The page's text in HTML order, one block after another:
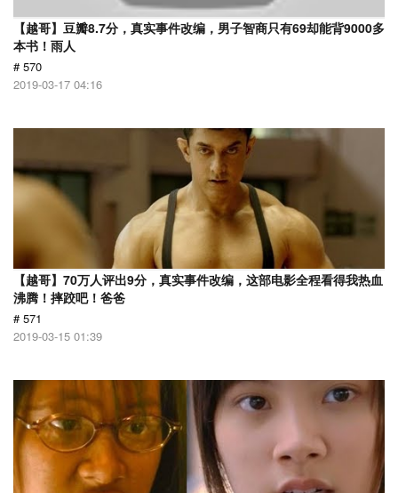
【越哥】豆瓣8.7分，真实事件改编，男子智商只有69却能背9000多
本书！雨人
# 570
2019-03-17 04:16
【越哥】70万人评出9分，真实事件改编，这部电影全程看得我热血
沸腾！摔跤吧！爸爸
# 571
2019-03-15 01:39